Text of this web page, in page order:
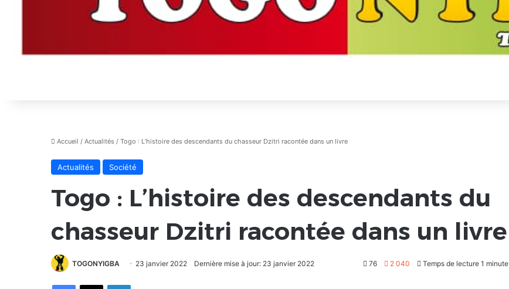
Accueil / Actualités / Togo : L’histoire des descendants du chasseur Dzitri racontée dans un livre
Actualités Société
Togo : L’histoire des descendants du
chasseur Dzitri racontée dans un livre
TOGONYIGBA 23 janvier 2022 Dernière mise à jour: 23 janvier 2022 76 2 040 Temps de lecture 1 minute
FacebookX Linkedin